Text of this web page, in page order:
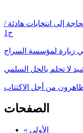
إلى انتخابات هادئة /
ج1
زيارة لمؤسسة السراج
لا تحلم بالحل السلمي
من أجل الاكتتاب
الصفحات
« الأولى